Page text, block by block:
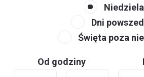
Niedziela
Dni
Święta poza
Od godziny